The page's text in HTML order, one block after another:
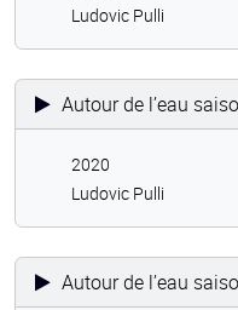
Ludovic Pulli
Autour de l’eau
2020
Ludovic Pulli
Autour de l’eau